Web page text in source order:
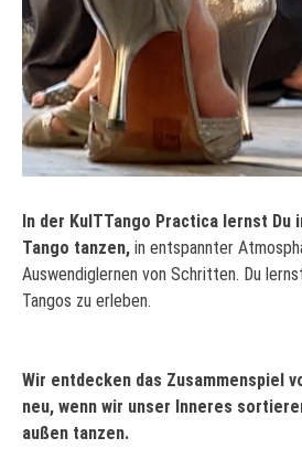
In der KulTTango Practica lernst Du
Tango tanzen, in entspannter
Auswendiglernen von Schritten. Du lerns
Tangos zu erleben.
Wir entdecken das Zusammenspiel
neu, wenn wir unser Inneres sor
außen tanzen.